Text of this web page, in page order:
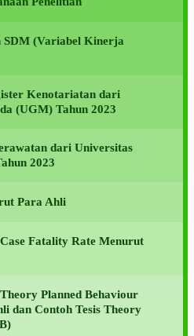
SDM (Variabel Kinerja
Kenotariatan dari
(UGM) Tahun 2023
dari Universitas
2023
Para Ahli
Fatality Rate Menurut
Planned Behaviour
dan Contoh Tesis Theory